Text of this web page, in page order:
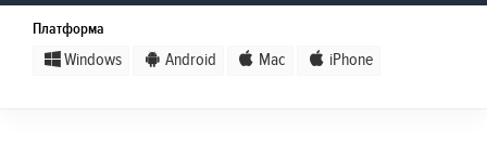
Платформа
Windows Android Mac iPhone